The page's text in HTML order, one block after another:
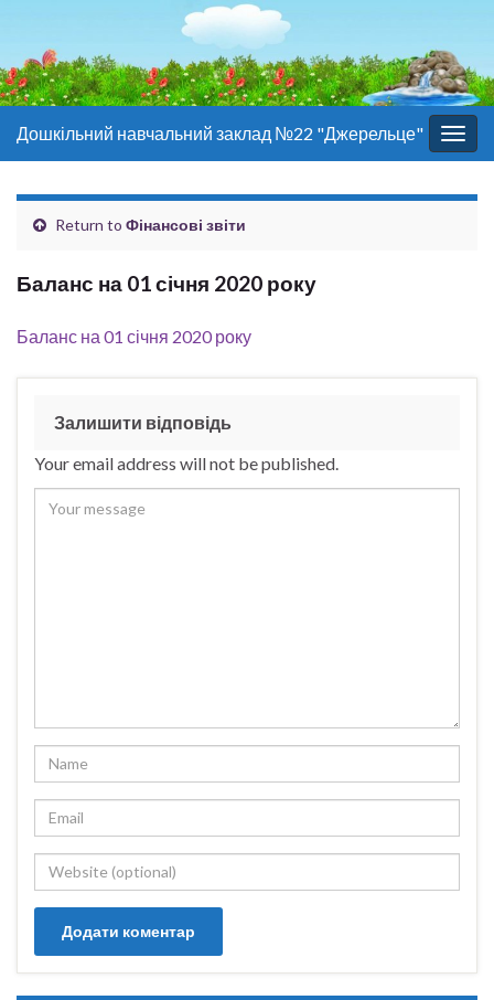
Дошкільний навчальний заклад №22 "Джерельце"
Return to Фінансові звіти
Баланс на 01 січня 2020 року
Баланс на 01 січня 2020 року
Залишити відповідь
Your email address will not be published.